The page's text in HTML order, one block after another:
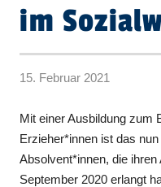
im
15. Februar 2021
Mit einer Ausbildung zum
Erzieher*innen ist das
Absolvent*innen, die
September 2020 erlangt